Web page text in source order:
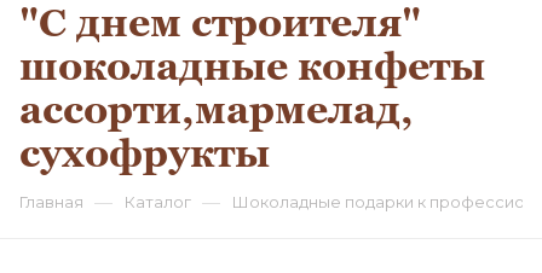
"С днем строителя"
шоколадные конфеты
ассорти,мармелад,
сухофрукты
Главная — Каталог — Шоколадные подарки к